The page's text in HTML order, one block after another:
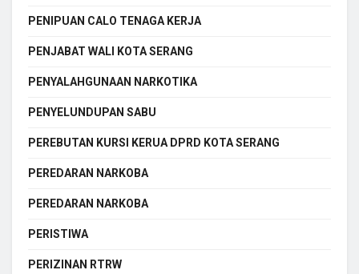
PENIPUAN CALO TENAGA KERJA
PENJABAT WALI KOTA SERANG
PENYALAHGUNAAN NARKOTIKA
PENYELUNDUPAN SABU
PEREBUTAN KURSI KERUA DPRD KOTA SERANG
PEREDARAN NARKOBA
PEREDARAN NARKOBA
PERISTIWA
PERIZINAN RTRW